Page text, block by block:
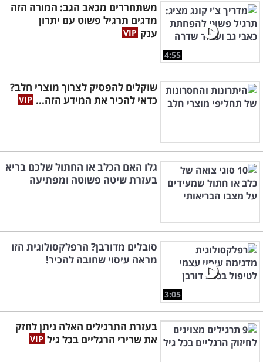
4:55
משתחררים מכאב הגב: המורה הזה
מדגים תרגיל פשוט עם יתרון
ענק
שוקלים להפסיק לצרוך מוצרי חלב?
כדאי להכיר את המידע הזה...
גלו האם הכלב או החתול שלכם בריא
בעזרת שיטה פשוטה ומפתיעה
3:05
סובלים מדורבן? הרפלקסולוגית הזו
מראה עיסוי שחובה להכיר!
בעזרת התרגילים האלה ניתן לחזק
את שרירי הרגליים בכל גיל